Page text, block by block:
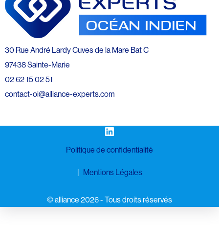
30 Rue André Lardy Cuves de la Mare Bat C
97438 Sainte-Marie
02 62 15 02 51
contact-oi@alliance-experts.com
LinkedIn
Politique de confidentialité
Mentions Légales
©️ alliance 2026 - Tous droits réservés